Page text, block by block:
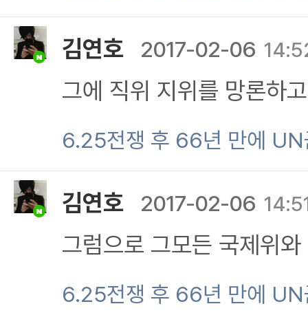
대체위적 관계에서의 직
을 불응에 대하여 선조치
김연호 2017-02-06
그에 직위 지위를 망론하
외에는 그에 누구에계도
6.25전쟁 후 66년 만에 UN
김연호 2017-02-06
그럼으로 그모든 국제위
평화유지군 입대위 소장
6.25전쟁 후 66년 만에 UN